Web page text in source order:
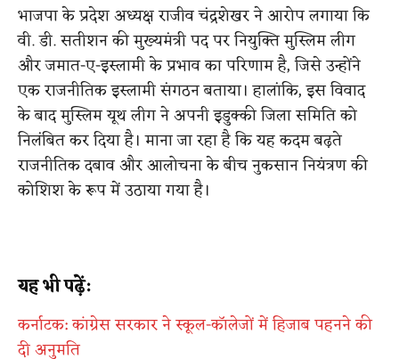
भाजपा के प्रदेश अध्यक्ष राजीव चंद्रशेखर ने आरोप लगाया कि
वी. डी. सतीशन की मुख्यमंत्री पद पर नियुक्ति मुस्लिम लीग
और जमात-ए-इस्लामी के प्रभाव का परिणाम है, जिसे उन्होंने
एक राजनीतिक इस्लामी संगठन बताया। हालांकि, इस विवाद
के बाद मुस्लिम यूथ लीग ने अपनी इडुक्की जिला समिति को
निलंबित कर दिया है। माना जा रहा है कि यह कदम बढ़ते
राजनीतिक दबाव और आलोचना के बीच नुकसान नियंत्रण की
कोशिश के रूप में उठाया गया है।
यह भी पढ़ें:
कर्नाटक: कांग्रेस सरकार ने स्कूल-कॉलेजों में हिजाब पहनने की
दी अनुमति